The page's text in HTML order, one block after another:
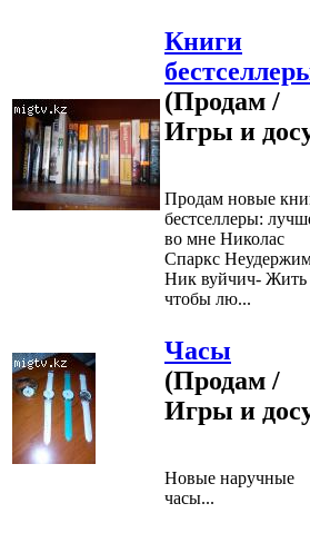
Книги
(Продам /
Игры и
Продам новые
бестселлеры:
во мне Николас
Спаркс
Ник вуйчич- Жить
чтобы лю...
Часы
(Продам /
Игры и
Новые наручные
часы...